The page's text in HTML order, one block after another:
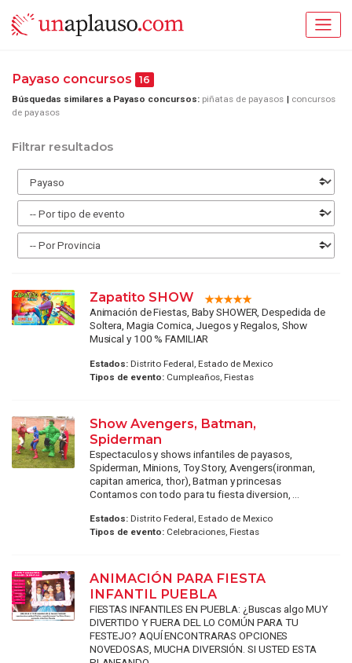
Payaso concursos 16
Búsquedas similares a Payaso concursos: piñatas de payasos
concursos
de payasos
Filtrar resultados
Zapatito SHOW
Animación de Fiestas, Baby SHOWER, Despedida de
Soltera, Magia Comica, Juegos y Regalos, Show
Musical y 100 % FAMILIAR
Estados:Distrito Federal, Estado de Mexico
Tipos de evento:Cumpleaños, Fiestas
Show Avengers, Batman,
Spiderman
Espectaculos y shows infantiles de payasos,
Spiderman, Minions, Toy Story, Avengers(ironman,
capitan america, thor), Batman y princesas
Contamos con todo para tu fiesta diversion, ...
Estados:Distrito Federal, Estado de Mexico
Tipos de evento:Celebraciones, Fiestas
ANIMACIÓN PARA FIESTA
INFANTIL PUEBLA
FIESTAS INFANTILES EN PUEBLA: ¿Buscas algo MUY
DIVERTIDO Y FUERA DEL LO COMÚN PARA TU
FESTEJO? AQUÍ ENCONTRARAS OPCIONES
NOVEDOSAS, MUCHA DIVERSIÓN. SI USTED ESTA